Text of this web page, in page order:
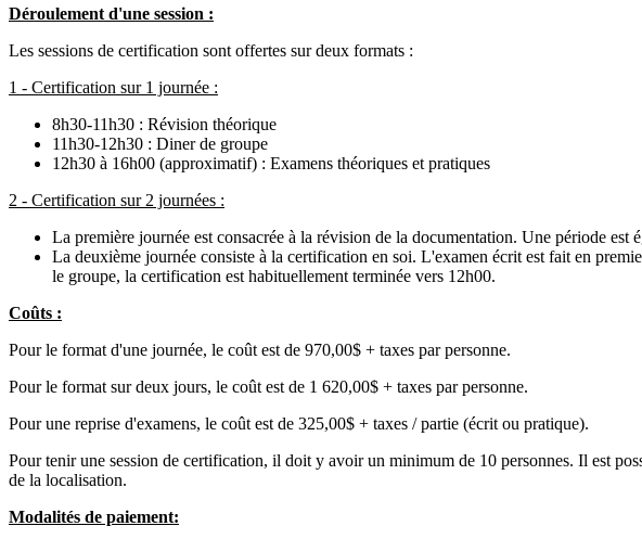
Déroulement d'une session :
Les sessions de certification sont offertes sur deux formats :
1 - Certification sur 1 journée :
8h30-11h30 : Révision théorique
11h30-12h30 : Diner de groupe
12h30 à 16h00 (approximatif) : Examens théoriques et pratiques
2 - Certification sur 2 journées :
La première journée est consacrée à la révision de la documentation. Une période est
La deuxième journée consiste à la certification en soi. L'examen écrit est fait en
le groupe, la certification est habituellement terminée vers 12h00.
Coûts :
Pour le format d'une journée, le coût est de 970,00$ + taxes par personne.
Pour le format sur deux jours, le coût est de 1 620,00$ + taxes par personne.
Pour une reprise d'examens, le coût est de 325,00$ + taxes / partie (écrit ou pratique).
Pour tenir une session de certification, il doit y avoir un minimum de 10 personnes. Il est
de la localisation.
Modalités de paiement: